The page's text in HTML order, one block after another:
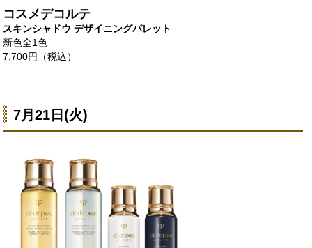
コスメデコルテ
スキンシャドウ デザイニングパレット
新色全1色
7,700円（税込）
7月21日(火)